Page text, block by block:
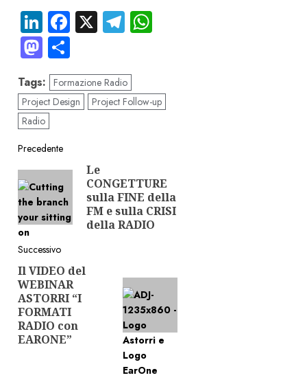
LinkedIn
Facebook
X Telegram
Mastodon
Tags: Formazione Radio
Project Design
Project Follow-up
Radio
Navigazione
articolo
Precedente
Articolo
precedente:
Le
CONGETTURE
sulla FINE della
FM e sulla CRISI
della RADIO
Successivo
Articolo
successivo:
Il VIDEO del
WEBINAR
ASTORRI “I
FORMATI
RADIO con
EARONE”